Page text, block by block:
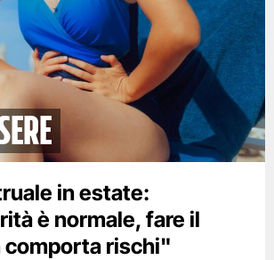
in estate:
è normale, fare il
comporta rischi"